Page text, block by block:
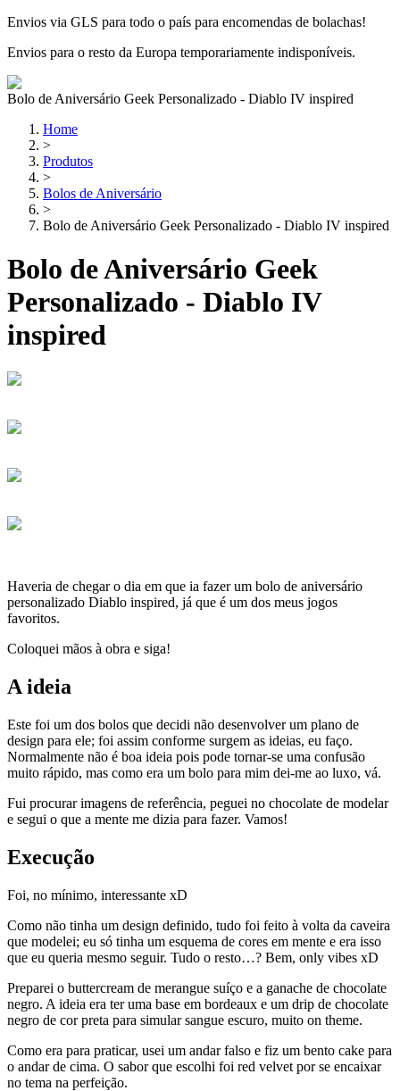
Envios via GLS para todo o país para encomendas de bolachas!
Envios para o resto da Europa temporariamente indisponíveis.
Bolo de Aniversário Geek Personalizado - Diablo IV inspired
Home
>
Produtos
>
Bolos de Aniversário
>
Bolo de Aniversário Geek Personalizado - Diablo IV inspired
Bolo de Aniversário Geek
Personalizado - Diablo IV
inspired
Haveria de chegar o dia em que ia fazer um bolo de aniversário
personalizado Diablo inspired, já que é um dos meus jogos
favoritos.
Coloquei mãos à obra e siga!
A ideia
Este foi um dos bolos que decidi não desenvolver um plano de
design para ele; foi assim conforme surgem as ideias, eu faço.
Normalmente não é boa ideia pois pode tornar-se uma confusão
muito rápido, mas como era um bolo para mim dei-me ao luxo, vá.
Fui procurar imagens de referência, peguei no chocolate de modelar
e segui o que a mente me dizia para fazer. Vamos!
Execução
Foi, no mínimo, interessante xD
Como não tinha um design definido, tudo foi feito à volta da caveira
que modelei; eu só tinha um esquema de cores em mente e era isso
que eu queria mesmo seguir. Tudo o resto…? Bem, only vibes xD
Preparei o buttercream de merangue suíço e a ganache de chocolate
negro. A ideia era ter uma base em bordeaux e um drip de chocolate
negro de cor preta para simular sangue escuro, muito on theme.
Como era para praticar, usei um andar falso e fiz um bento cake para
o andar de cima. O sabor que escolhi foi red velvet por se encaixar
no tema na perfeição.